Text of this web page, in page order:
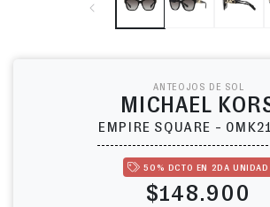
ANTEOJOS DE SOL
MICHAEL
EMPIRE SQUARE -
50% DCTO EN 2DA UNIDAD
Precio habitual
$148.900